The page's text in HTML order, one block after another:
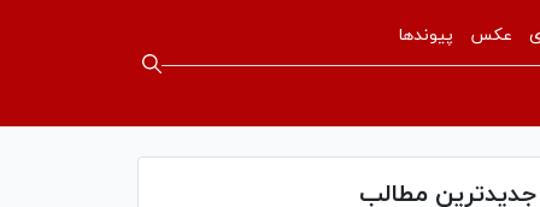
عکس پیوندها
جدیدترین مطالب